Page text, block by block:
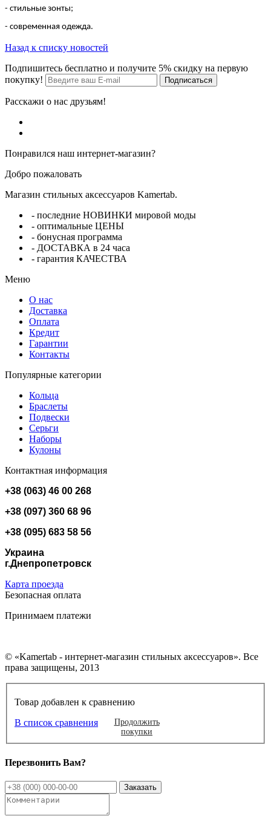
- стильные зонты;
- современная одежда.
Назад к списку новостей
Подпишитесь бесплатно и получите 5% скидку на первую
покупку!
Расскажи о нас друзьям!
Понравился наш интернет-магазин?
Добро пожаловать
Магазин стильных аксессуаров Kamertab.
- последние НОВИНКИ мировой моды
- оптимальные ЦЕНЫ
- бонусная программа
- ДОСТАВКА в 24 часа
- гарантия КАЧЕСТВА
Меню
О нас
Доставка
Оплата
Кредит
Гарантии
Контакты
Популярные категории
Кольца
Браслеты
Подвески
Серьги
Наборы
Кулоны
Контактная информация
+38 (063) 46 00 268
+38 (097) 360 68 96
+38 (095) 683 58 56
Украина
г.Днепропетровск
Карта проезда
Безопасная оплата
Принимаем платежи
© «Kamertab - интернет-магазин стильных аксессуаров». Все
права защищены, 2013
Товар добавлен к сравнению
В список сравнения
Продолжить
покупки
Перезвонить Вам?